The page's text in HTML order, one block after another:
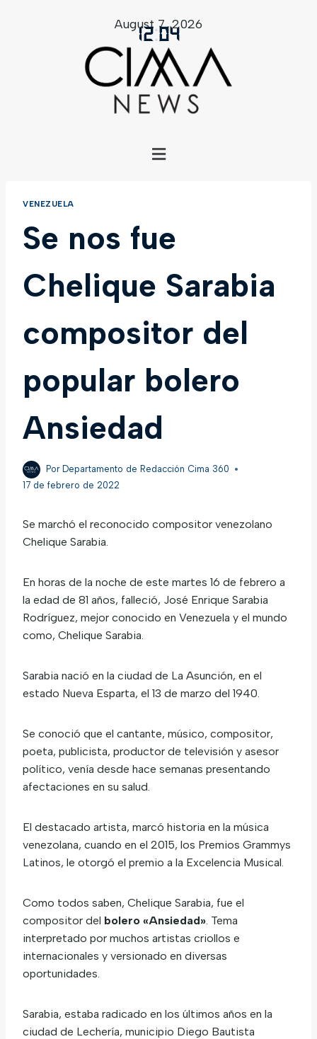
12:04
August 7, 2026
VENEZUELA
Se nos fue
Chelique Sarabia
compositor del
popular bolero
Ansiedad
Por Departamento de Redacción Cima 360
17 de febrero de 2022
Se marchó el reconocido compositor venezolano
Chelique Sarabia.
En horas de la noche de este martes 16 de febrero a
la edad de 81 años, falleció, José Enrique Sarabia
Rodríguez, mejor conocido en Venezuela y el mundo
como, Chelique Sarabia.
Sarabia nació en la ciudad de La Asunción, en el
estado Nueva Esparta, el 13 de marzo del 1940.
Se conoció que el cantante, músico, compositor,
poeta, publicista, productor de televisión y asesor
político, venía desde hace semanas presentando
afectaciones en su salud.
El destacado artista, marcó historia en la música
venezolana, cuando en el 2015, los Premios Grammys
Latinos, le otorgó el premio a la Excelencia Musical.
Como todos saben, Chelique Sarabia, fue el
compositor del bolero «Ansiedad» . Tema
interpretado por muchos artistas criollos e
internacionales y versionado en diversas
oportunidades.
Sarabia, estaba radicado en los últimos años en la
ciudad de Lechería, municipio Diego Bautista